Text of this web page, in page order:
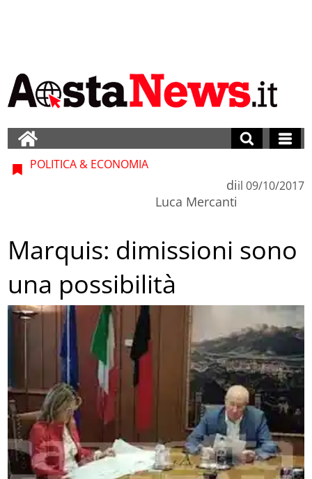
POLITICA & ECONOMIA
di
Luca Mercanti
il 09/10/2017
Marquis: dimissioni sono
una possibilità